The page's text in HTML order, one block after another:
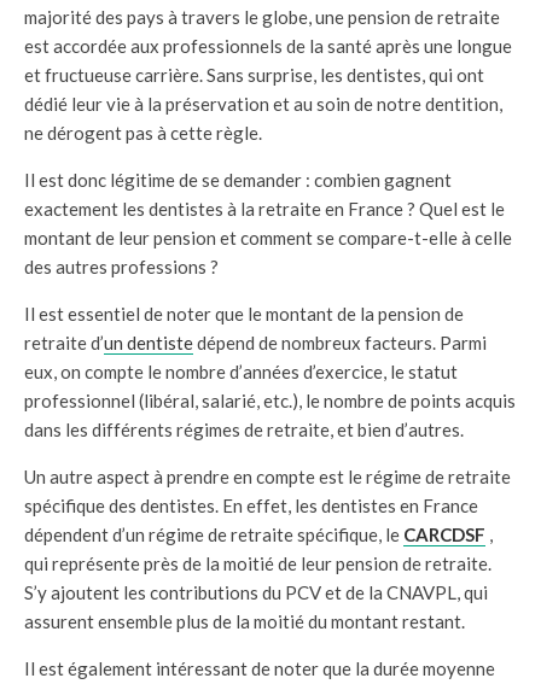
majorité des pays à travers le globe, une pension de retraite
est accordée aux professionnels de la santé après une longue
et fructueuse carrière. Sans surprise, les dentistes, qui ont
dédié leur vie à la préservation et au soin de notre dentition,
ne dérogent pas à cette règle.
Il est donc légitime de se demander : combien gagnent
exactement les dentistes à la retraite en France ? Quel est le
montant de leur pension et comment se compare-t-elle à celle
des autres professions ?
Il est essentiel de noter que le montant de la pension de
retraite d’un dentistedépend de nombreux facteurs. Parmi
eux, on compte le nombre d’années d’exercice, le statut
professionnel (libéral, salarié, etc.), le nombre de points acquis
dans les différents régimes de retraite, et bien d’autres.
Un autre aspect à prendre en compte est le régime de retraite
spécifique des dentistes. En effet, les dentistes en France
dépendent d’un régime de retraite spécifique, le CARCDSF
qui représente près de la moitié de leur pension de retraite.
S’y ajoutent les contributions du PCV et de la CNAVPL, qui
assurent ensemble plus de la moitié du montant restant.
Il est également intéressant de noter que la durée moyenne